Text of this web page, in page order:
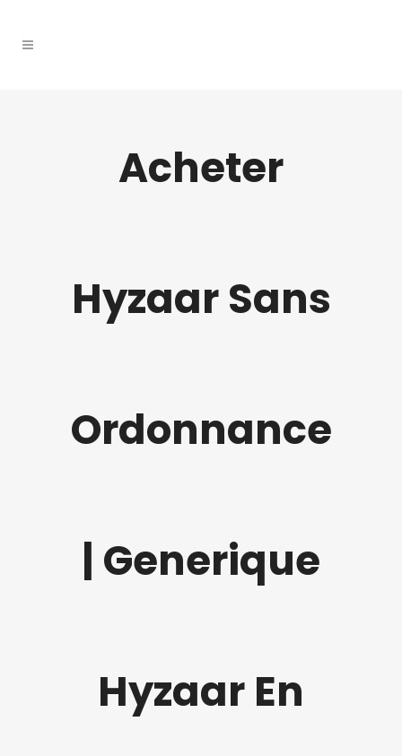
Acheter
Hyzaar Sans
Ordonnance
| Generique
Hyzaar En